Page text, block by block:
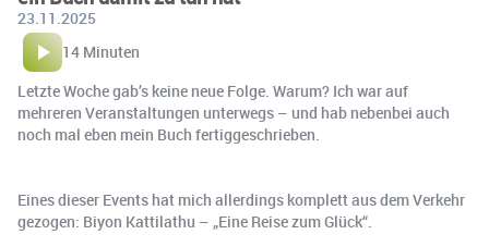
23.11.2025
14 Minuten
Letzte Woche gab’s keine neue Folge. Warum? Ich war auf
mehreren Veranstaltungen unterwegs – und hab nebenbei auch
noch mal eben mein Buch fertiggeschrieben.
Eines dieser Events hat mich allerdings komplett aus dem Verkehr
gezogen: Biyon Kattilathu – „Eine Reise zum Glück“.